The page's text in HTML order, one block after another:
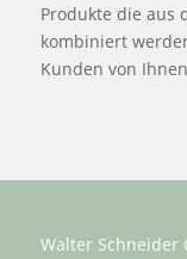
Produkte die aus
kombiniert
Kunden von
Walter Schneider